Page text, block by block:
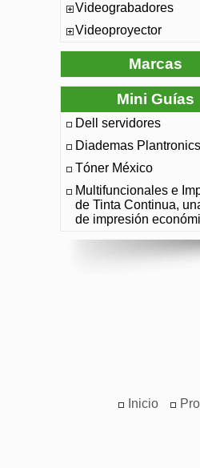
Videograbadores
Videoproyector
Marcas
Mini Guías
Dell servidores
Diademas Plantronics
Tóner México
Multifuncionales e
de Tinta Continua,
de impresión
Inicio